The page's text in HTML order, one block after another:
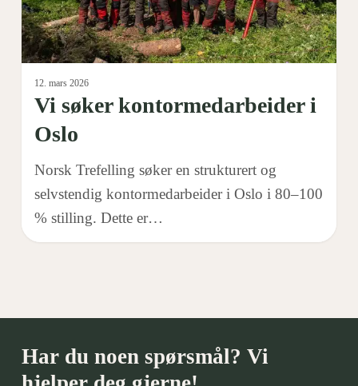
12. mars 2026
Vi søker kontormedarbeider i
Oslo
Norsk Trefelling søker en strukturert og
selvstendig kontormedarbeider i Oslo i 80–100
% stilling. Dette er…
Har du noen spørsmål? Vi